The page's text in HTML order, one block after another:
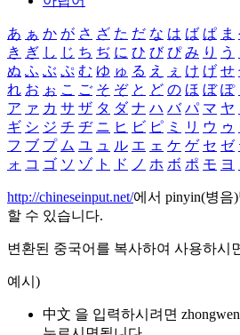
あ ぁ か が さ ざ た だ な は ば ぱ ま
き ぎ し じ ち ぢ に ひ び ぴ み り う
ぬ ふ ぶ ぷ む ゆ ゅ る え ぇ け げ せ
れ お ぉ こ ご そ ぞ と ど の ほ ぼ ぽ
ア ァ カ サ ザ タ ダ ナ ハ バ パ マ ヤ
ギ シ ジ チ ヂ ニ ヒ ビ ピ ミ リ ウ ゥ
フ ブ プ ム ユ ュ ル エ ェ ケ ゲ セ ゼ
ォ コ ゴ ソ ゾ ト ド ノ ホ ボ ポ モ ヨ
http://chineseinput.net/에서 pinyin(병음
할 수 있습니다.
변환된 중국어를 복사하여 사용하시
예시)
中文 을 입력하시려면 zhongwen